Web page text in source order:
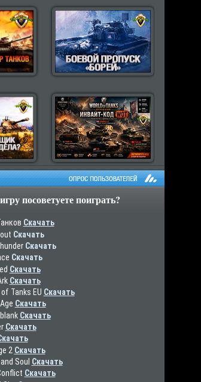
посоветуете поиграть?
Скачать
Скачать
Скачать
Скачать
Скачать
Скачать
Tanks EU Скачать
Скачать
Скачать
Скачать
2 Скачать
Soul Скачать
Скачать